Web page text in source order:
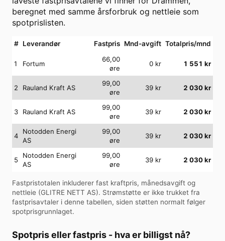
beregnet med samme årsforbruk og nettleie som
spotprislisten.
# Leverandør Fastpris Mnd-avgift Totalpris/mnd
1 Fortum
66,00
øre
0 kr 1 551 kr
2 Rauland Kraft AS
99,00
øre
39 kr 2 030kr
3 Rauland Kraft AS
99,00
øre
39 kr 2 030kr
4
Notodden Energi
AS
99,00
øre
39 kr 2 030kr
5
Notodden Energi
AS
99,00
øre
39 kr 2 030kr
Fastpristotalen inkluderer fast kraftpris, månedsavgift og
nettleie (GLITRE NETT AS). Strømstøtte er ikke trukket fra
fastprisavtaler i denne tabellen, siden støtten normalt følger
spotprisgrunnlaget.
Spotpris eller fastpris - hva er billigst nå?